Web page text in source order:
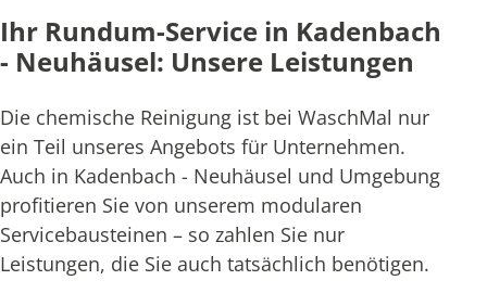
Ihr Rundum-Service in Kadenbach
- Neuhäusel: Unsere Leistungen
Die chemische Reinigung ist bei WaschMal nur
ein Teil unseres Angebots für Unternehmen.
Auch in Kadenbach - Neuhäusel und Umgebung
profitieren Sie von unserem modularen
Servicebausteinen – so zahlen Sie nur
Leistungen, die Sie auch tatsächlich benötigen.